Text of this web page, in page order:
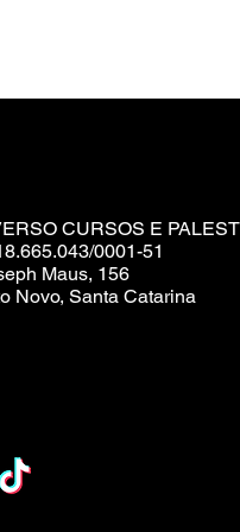
CURSOS E
0001-51
Maus, 156
Novo, Santa Catarina